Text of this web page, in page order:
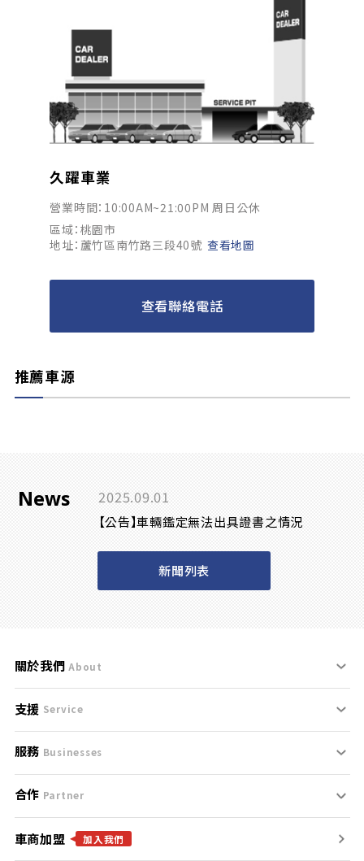
久躍車業
營業時間：10:00AM~21:00PM 周日公休
區域：桃園市
地址：蘆竹區南竹路三段40號 查看地圖
查看聯絡電話
推薦車源
News 2025.09.01
【公告】車輛鑑定無法出具證書之情況
新聞列表
關於我們 About
刊登規範
服務條款
免責聲明
隱私權政策
支援 Service
支援中心
聯絡我們
服務 Businesses
什麼是Goo鑑定？
找好車
合作 Partner
合作夥伴
車商加盟 加入我們